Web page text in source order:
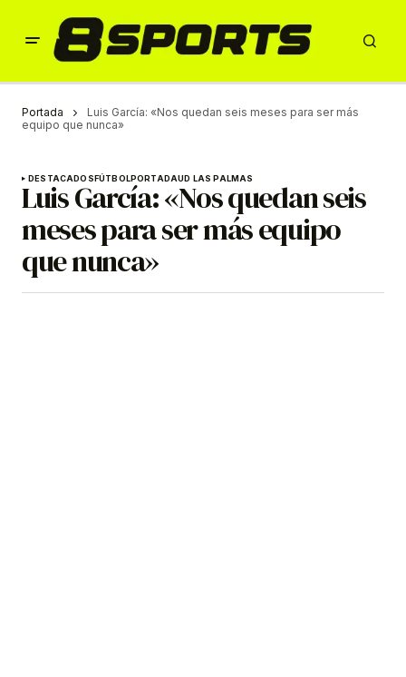
Portada
Luis García: «Nos quedan seis meses para ser más
equipo que nunca»
DESTACADOSFÚTBOLPORTADAUD LAS PALMAS
Luis García: «Nos quedan seis
meses para ser más equipo
que nunca»